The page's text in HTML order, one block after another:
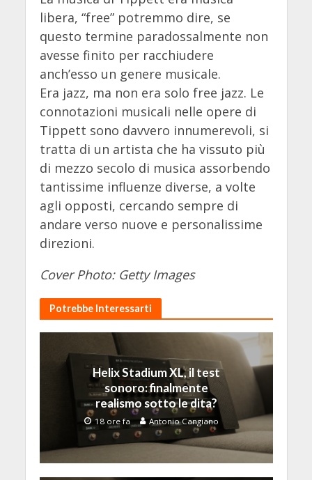
libera, “free” potremmo dire, se
questo termine paradossalmente non
avesse finito per racchiudere
anch’esso un genere musicale.
Era jazz, ma non era solo free jazz. Le
connotazioni musicali nelle opere di
Tippett sono davvero innumerevoli, si
tratta di un artista che ha vissuto più
di mezzo secolo di musica assorbendo
tantissime influenze diverse, a volte
agli opposti, cercando sempre di
andare verso nuove e personalissime
direzioni.
Cover Photo: Getty Images
Potrebbe Interessarti
Helix Stadium XL, il test
sonoro: finalmente
realismo sotto le dita?
18 ore fa Antonio Cangiano